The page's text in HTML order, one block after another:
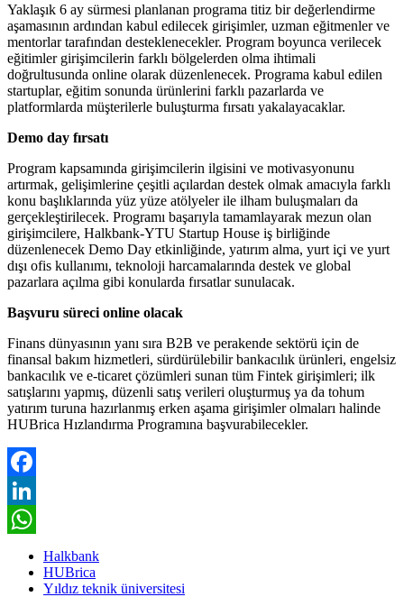
Yaklaşık 6 ay sürmesi planlanan programa titiz bir değerlendirme
aşamasının ardından kabul edilecek girişimler, uzman eğitmenler ve
mentorlar tarafından desteklenecekler. Program boyunca verilecek
eğitimler girişimcilerin farklı bölgelerden olma ihtimali
doğrultusunda online olarak düzenlenecek. Programa kabul edilen
startuplar, eğitim sonunda ürünlerini farklı pazarlarda ve
platformlarda müşterilerle buluşturma fırsatı yakalayacaklar.
Demo day fırsatı
Program kapsamında girişimcilerin ilgisini ve motivasyonunu
artırmak, gelişimlerine çeşitli açılardan destek olmak amacıyla farklı
konu başlıklarında yüz yüze atölyeler ile ilham buluşmaları da
gerçekleştirilecek. Programı başarıyla tamamlayarak mezun olan
girişimcilere, Halkbank-YTU Startup House iş birliğinde
düzenlenecek Demo Day etkinliğinde, yatırım alma, yurt içi ve yurt
dışı ofis kullanımı, teknoloji harcamalarında destek ve global
pazarlara açılma gibi konularda fırsatlar sunulacak.
Başvuru süreci online olacak
Finans dünyasının yanı sıra B2B ve perakende sektörü için de
finansal bakım hizmetleri, sürdürülebilir bankacılık ürünleri, engelsiz
bankacılık ve e-ticaret çözümleri sunan tüm Fintek girişimleri; ilk
satışlarını yapmış, düzenli satış verileri oluşturmuş ya da tohum
yatırım turuna hazırlanmış erken aşama girişimler olmaları halinde
HUBrica Hızlandırma Programına başvurabilecekler.
Facebook
LinkedIn
WhatsApp
Halkbank
HUBrica
Yıldız teknik üniversitesi